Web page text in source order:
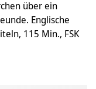
über ein
Englische
115 Min., FSK